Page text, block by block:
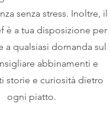
senza stress. Inoltre, il
è a tua disposizione per
a qualsiasi domanda sul
abbinamenti e
storie e curiosità dietro
ogni piatto.